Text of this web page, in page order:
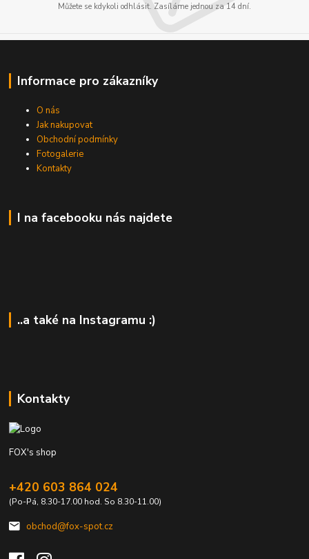
Můžete se kdykoli odhlásit. Zasíláme jednou za 14 dní.
Informace pro zákazníky
O nás
Jak nakupovat
Obchodní podmínky
Fotogalerie
Kontakty
I na facebooku nás najdete
..a také na Instagramu :)
Kontakty
FOX's shop
+420 603 864 024
(Po-Pá, 8.30-17.00 hod. So 8.30-11.00)
obchod@fox-spot.cz